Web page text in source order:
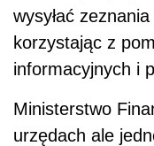
wysyłać
korzystając z
informacyjnych i
Ministerstwo
urzędach ale